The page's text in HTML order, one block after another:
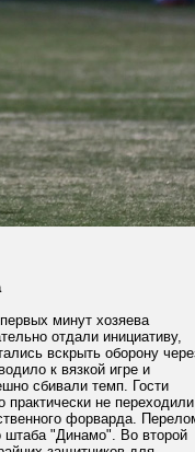
минут хозяева
отдали инициативу,
вскрыть оборону
к вязкой игре и
сбивали темп. Гости
практически не переходили
форварда.
штаба "Динамо". Во второй